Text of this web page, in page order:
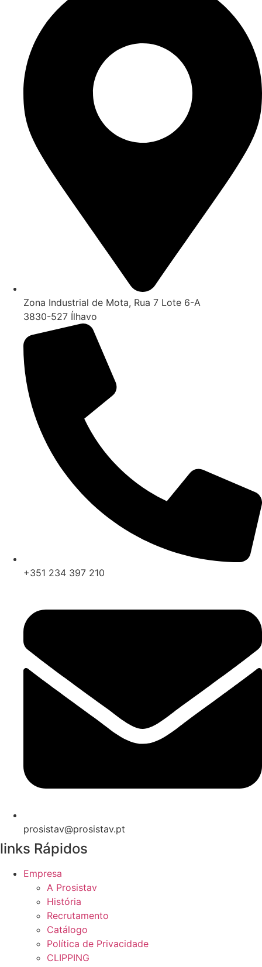
Zona Industrial de Mota, Rua 7 Lote 6-A
3830-527 Ílhavo
+351 234 397 210
prosistav@prosistav.pt
links Rápidos
Empresa
A Prosistav
História
Recrutamento
Catálogo
Política de Privacidade
CLIPPING